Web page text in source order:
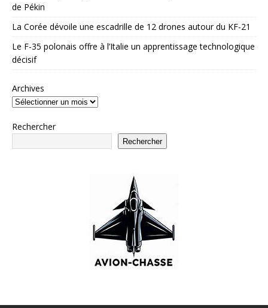
de Pékin
La Corée dévoile une escadrille de 12 drones autour du KF-21
Le F-35 polonais offre à l’Italie un apprentissage technologique
décisif
Archives
Rechercher
Rechercher